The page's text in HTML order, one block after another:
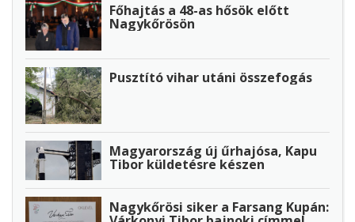
Főhajtás a 48-as hősök előtt
Nagykőrösön
Pusztító vihar utáni összefogás
Magyarország új űrhajósa, Kapu
Tibor küldetésre készen
Nagykőrösi siker a Farsang Kupán: